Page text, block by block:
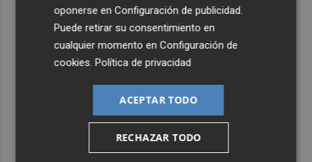
oponerse enConfiguración de publicidad
Puede retirar su consentimiento en
cualquier momento enConfiguración de
cookies .Política de privacidad
ACEPTAR TODO
RECHAZAR TODO